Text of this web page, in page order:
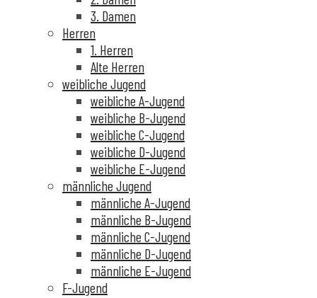
3. Damen
Herren
1. Herren
Alte Herren
weibliche Jugend
weibliche A-Jugend
weibliche B-Jugend
weibliche C-Jugend
weibliche D-Jugend
weibliche E-Jugend
männliche Jugend
männliche A-Jugend
männliche B-Jugend
männliche C-Jugend
männliche D-Jugend
männliche E-Jugend
F-Jugend